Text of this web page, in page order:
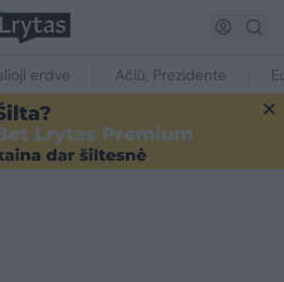
erdvė Ačiū, Prezidente